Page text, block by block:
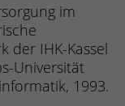
im
der IHK-Kassel
Universität
1993.